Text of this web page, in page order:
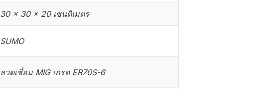
30 × 30 × 20 เซนติเมตร
SUMO
ลวดเชื่อม MIG เกรด ER70S-6